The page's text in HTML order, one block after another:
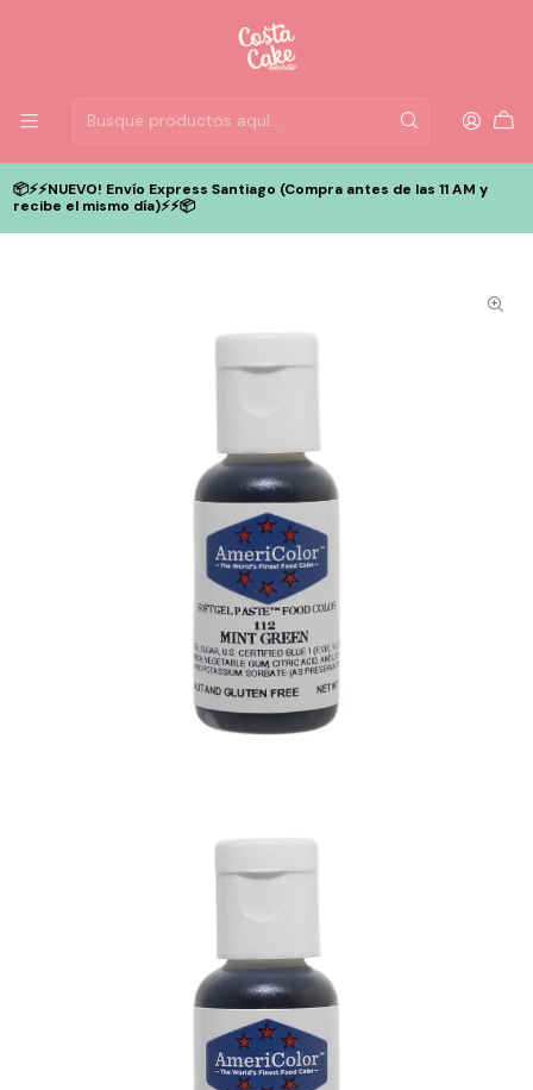
📦⚡️⚡️NUEVO! Envío Express Santiago (Compra antes de las 11 AM y
recibe el mismo día)⚡️⚡️📦